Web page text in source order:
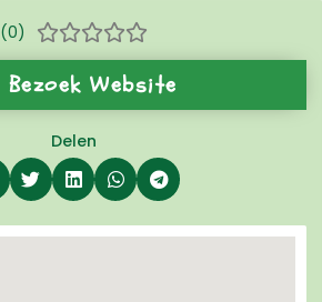
(0) 
Bezoek Website
Delen